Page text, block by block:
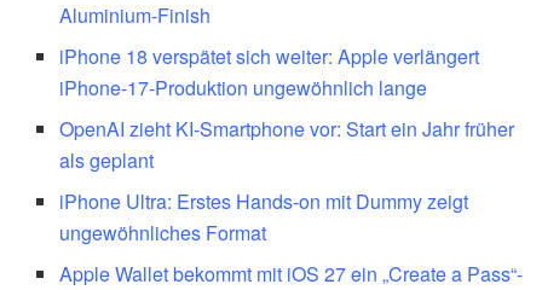
Aluminium-Finish
iPhone 18 verspätet sich weiter: Apple verlängert
iPhone-17-Produktion ungewöhnlich lange
OpenAI zieht KI-Smartphone vor: Start ein Jahr früher
als geplant
iPhone Ultra: Erstes Hands-on mit Dummy zeigt
ungewöhnliches Format
Apple Wallet bekommt mit iOS 27 ein „Create a Pass“-